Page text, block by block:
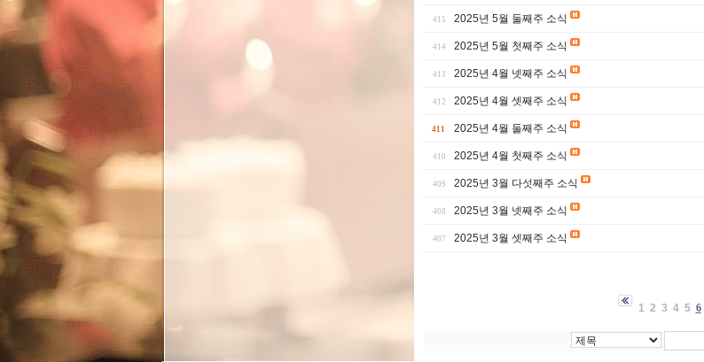
415 2025년 5월 둘째주 소식
414 2025년 5월 첫째주 소식
413 2025년 4월 넷째주 소식
412 2025년 4월 셋째주 소식
411 2025년 4월 둘째주 소식
410 2025년 4월 첫째주 소식
409 2025년 3월 다섯째주 소식
408 2025년 3월 넷째주 소식
407 2025년 3월 셋째주 소식
1 2 3 4 5 6